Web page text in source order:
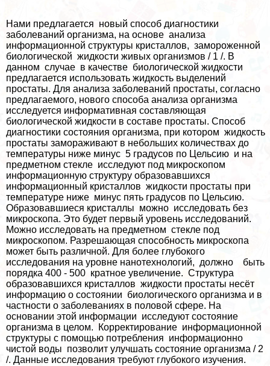
Нами предлагается новый способ диагностики
заболеваний организма, на основе анализа
информационной структуры кристаллов, замороженной
биологической жидкости живых организмов / 1 /. В
данном случае в качестве биологической жидкости
предлагается использовать жидкость выделений
простаты. Для анализа заболеваний простаты, согласно
предлагаемого, нового способа анализа организма
исследуется информативная составляющая
биологической жидкости в составе простаты. Способ
диагностики состояния организма, при котором жидкость
простаты замораживают в небольших количествах до
температуры ниже минус 5 градусов по Цельсию и на
предметном стекле исследуют под микроскопом
информационную структуру образовавшихся
информационный кристаллов жидкости простаты при
температуре ниже минус пять градусов по Цельсию.
Образовавшиеся кристаллы можно исследовать без
микроскопа. Это будет первый уровень исследований.
Можно исследовать на предметном стекле под
микроскопом. Разрешающая способность микроскопа
может быть различной. Для более глубокого
исследования на уровне нанотехнологий, должно быть
порядка 400 - 500 кратное увеличение. Структура
образовавшихся кристаллов жидкости простаты несёт
информацию о состоянии биологического организма и в
частности о заболеваниях в пoлoвoй сфере. На
основании этой информации исследуют состояние
организма в целом. Корректирование информационной
структуры с помощью потрeбления информационно
чистой воды позволит улучшать состояние организма / 2
/. Данные исследования требуют глубокого изучения.